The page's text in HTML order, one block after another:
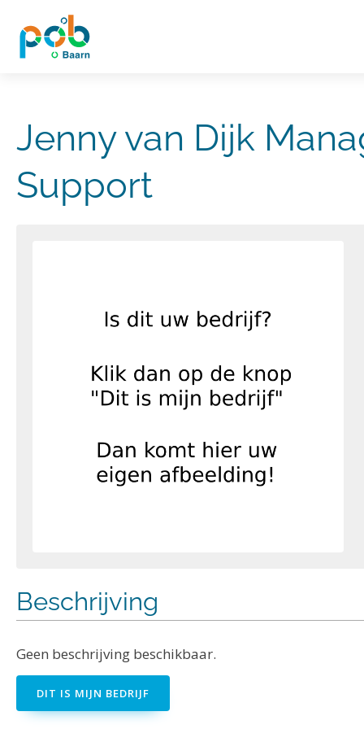
Jenny van Dijk
Support
Beschrijving
Geen beschrijving beschikbaar.
DIT IS MIJN BEDRIJF